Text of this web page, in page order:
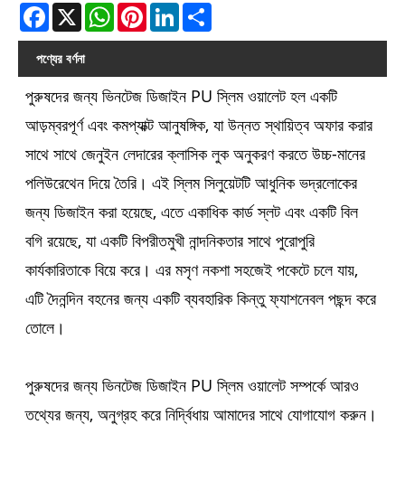
Facebook
X WhatsAppPinterestLinkedIn
পণ্যের বর্ণনা
পুরুষদের জন্য ভিনটেজ ডিজাইন PU স্লিম ওয়ালেট হল একটি
আড়ম্বরপূর্ণ এবং কমপ্যাক্ট আনুষঙ্গিক, যা উন্নত স্থায়িত্ব অফার করার
সাথে সাথে জেনুইন লেদারের ক্লাসিক লুক অনুকরণ করতে উচ্চ-মানের
পলিউরেথেন দিয়ে তৈরি। এই স্লিম সিলুয়েটটি আধুনিক ভদ্রলোকের
জন্য ডিজাইন করা হয়েছে, এতে একাধিক কার্ড স্লট এবং একটি বিল
বগি রয়েছে, যা একটি বিপরীতমুখী নান্দনিকতার সাথে পুরোপুরি
কার্যকারিতাকে বিয়ে করে। এর মসৃণ নকশা সহজেই পকেটে চলে যায়,
এটি দৈনন্দিন বহনের জন্য একটি ব্যবহারিক কিন্তু ফ্যাশনেবল পছন্দ করে
তোলে।
পুরুষদের জন্য ভিনটেজ ডিজাইন PU স্লিম ওয়ালেট সম্পর্কে আরও
তথ্যের জন্য, অনুগ্রহ করে নির্দ্বিধায় আমাদের সাথে যোগাযোগ করুন।